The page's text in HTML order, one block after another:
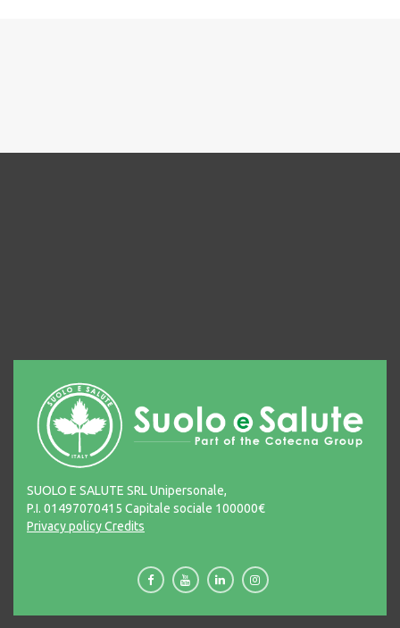
SUOLO E SALUTE SRL Unipersonale,
P.I. 01497070415 Capitale sociale 100000€
Privacy policyCredits